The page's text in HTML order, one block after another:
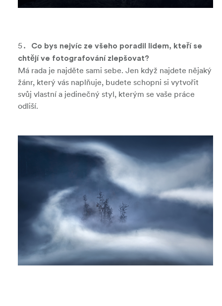
Co bys nejvíc ze všeho poradil lidem, kteří se
chtějí ve fotografování zlepšovat?
Má rada je najděte sami sebe. Jen když najdete nějaký
žánr, který vás naplňuje, budete schopni si vytvořit
svůj vlastní a jedinečný styl, kterým se vaše práce
odliší.